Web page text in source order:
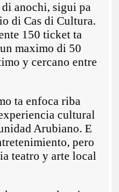
di anochi, sigui pa
di Cas di Cultura.
150 ticket ta
maximo di 50
y cercano entre
ta enfoca riba
cultural
Arubiano. E
pero
teatro y arte local